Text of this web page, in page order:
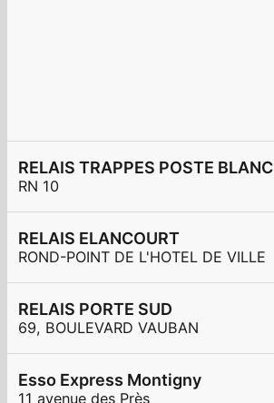
RELAIS TRAPPES POSTE BLANC
RN 10
RELAIS ELANCOURT
ROND-POINT DE L'HOTEL DE VILLE
RELAIS PORTE SUD
69, BOULEVARD VAUBAN
Esso Express Montigny
11 avenue des Près